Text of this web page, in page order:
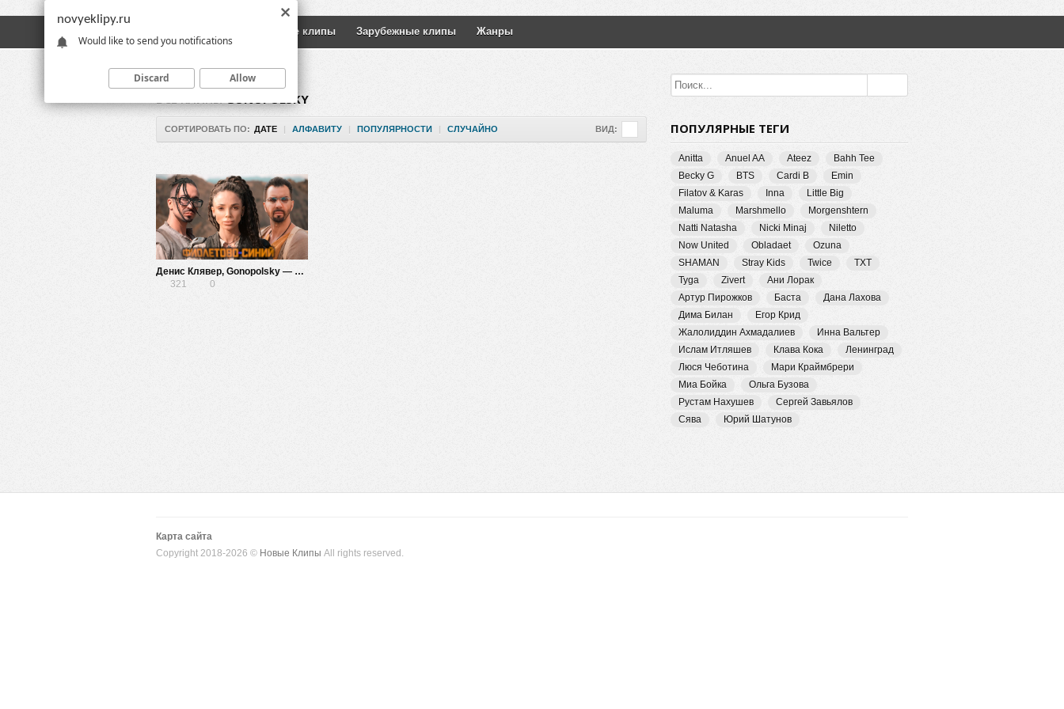
Русские клипы Зарубежные клипы Жанры
ВСЕ КЛИПЫ GОNOPOLSKY
СОРТИРОВАТЬ ПО: ДАТЕ | АЛФАВИТУ | ПОПУЛЯРНОСТИ | СЛУЧАЙНО ВИД:
Денис Клявер, Gоnopolsky — Фиолетово-синий
321
0
ПОПУЛЯРНЫЕ ТЕГИ
Anitta Anuel AA Ateez
Bahh Tee
Becky G
BTS Cardi B
Emin
Filatov & Karas
Inna
Little Big
Maluma
Marshmello
Morgenshtern
Natti Natasha
Nicki Minaj
Niletto
Now United
Obladaet
Ozuna
SHAMAN
Stray Kids Twice
TXT
Tyga
Zivert
Ани Лорак
Артур Пирожков
Баста
Дана Лахова
Дима Билан
Егор Крид
Жалолиддин Ахмадалиев
Инна Вальтер
Ислам Итляшев
Клава Кока
Ленинград
Люся Чеботина
Мари Краймбрери
Миа Бойка
Ольга Бузова
Рустам Нахушев
Сергей Завьялов
Сява
Юрий Шатунов
Карта сайта
Copyright 2018-2026 © Новые Клипы All rights reserved.
novyeklipy.ru
Would like to send you notifications
Discard Allow